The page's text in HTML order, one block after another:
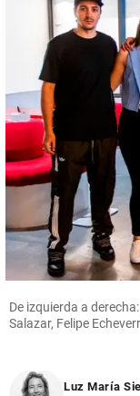
De izquierda a
Salazar, Felipe
Luz María